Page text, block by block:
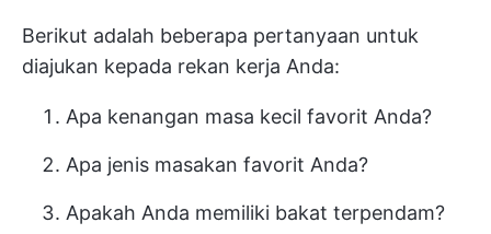
Berikut adalah beberapa pertanyaan untuk
diajukan kepada rekan kerja Anda:
Apa kenangan masa kecil favorit Anda?
Apa jenis masakan favorit Anda?
Apakah Anda memiliki bakat terpendam?